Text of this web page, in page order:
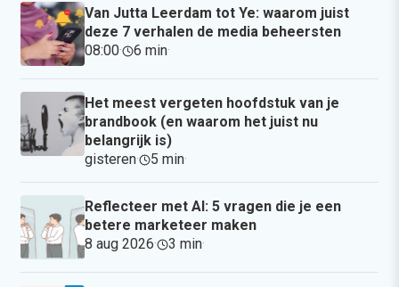
Van Jutta Leerdam tot Ye: waarom juist
deze 7 verhalen de media beheersten
08:00· 6 min·
Het meest vergeten hoofdstuk van je
brandbook (en waarom het juist nu
belangrijk is)
gisteren· 5 min·
Reflecteer met AI: 5 vragen die je een
betere marketeer maken
8 aug 2026· 3 min·